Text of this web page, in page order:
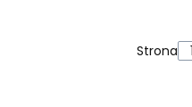
Strona